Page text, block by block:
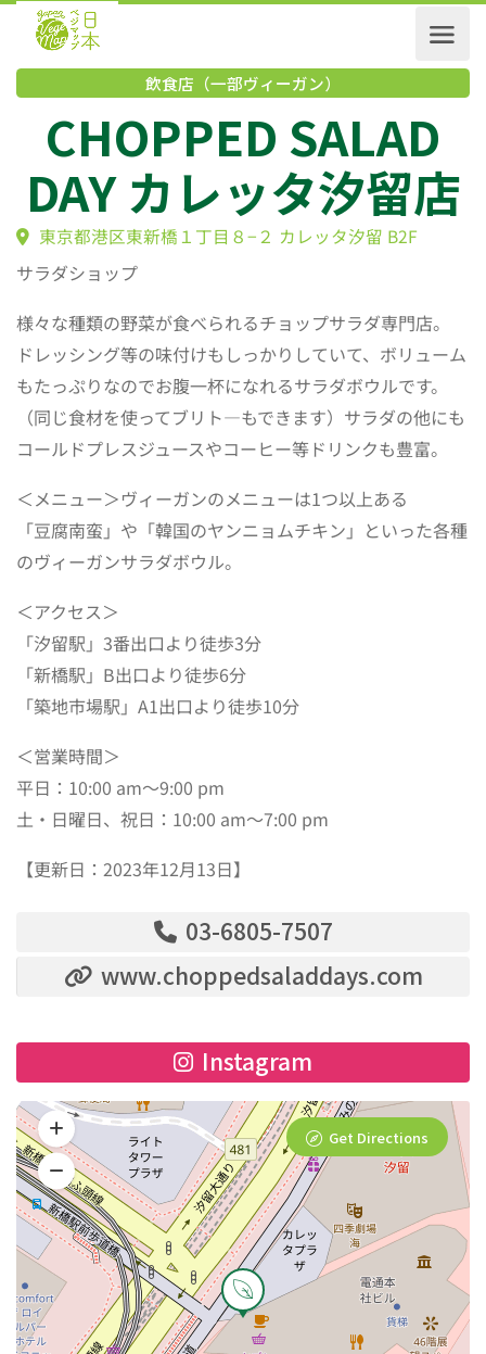
飲食店（一部ヴィーガン）
CHOPPED SALAD
DAY カレッタ汐留
サラダショップ
様々な種類の野菜が食べられるチョップサラダ専門店。
ドレッシング等の味付けもしっかりしていて、ボリューム
もたっぷりなのでお腹一杯になれるサラダボウルです。
（同じ食材を使ってブリト―もできます）サラダの他にも
コールドプレスジュースやコーヒー等ドリンクも豊富。
＜メニュー＞ヴィーガンのメニューは1つ以上ある
「豆腐南蛮」や「韓国のヤンニョムチキン」といった各種
のヴィーガンサラダボウル。
＜アクセス＞
「汐留駅」3番出口より徒歩3分
「新橋駅」B出口より徒歩6分
「築地市場駅」A1出口より徒歩10分
＜営業時間＞
平日：10:00 am～9:00 pm
土・日曜日、祝日：10:00 am～7:00 pm
【更新日：2023年12月13日】
03-6805-7507
www.choppedsaladdays.com
Instagram
Get Directions